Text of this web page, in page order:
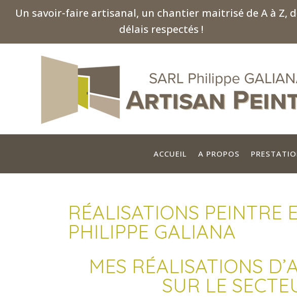
Un savoir-faire artisanal, un chantier maitrisé de A à Z,
délais respectés !
ACCUEIL A PROPOS
RÉALISATIONS PEINTRE
PHILIPPE GALIANA
MES RÉALISATIONS
SUR LE